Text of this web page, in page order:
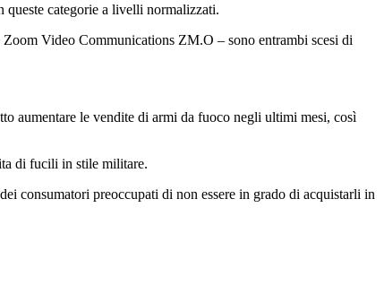
categorie a livelli normalizzati.
Video Communications ZM.O – sono entrambi scesi di
aumentare le vendite di armi da fuoco negli ultimi mesi, così
di fucili in stile militare.
consumatori preoccupati di non essere in grado di acquistarli in